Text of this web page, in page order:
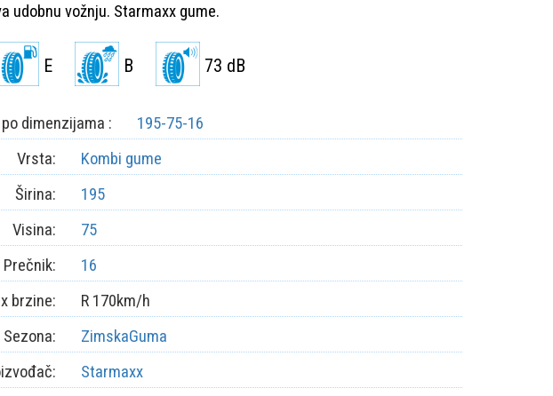
udobnu vožnju. Starmaxx gume.
E B 73 dB
dimenzijama :
195-75-16
Vrsta:
Kombi gume
Širina:
195
Visina:
75
Prečnik:
16
brzine:
R 170km/h
Sezona:
ZimskaGuma
Starmaxx